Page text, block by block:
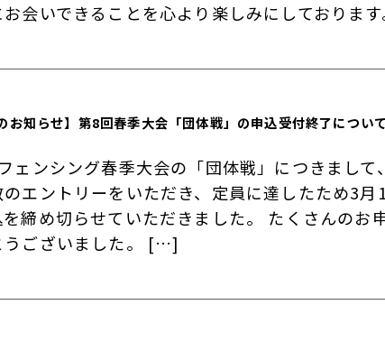
会いできることを心より楽しみにしております
お知らせ】第8回春季大会「団体戦」の申込受付終了について
ェンシング春季大会の「団体戦」につきまして
エントリーをいただき、定員に達したため3月
締め切らせていただきました。 たくさんのお申
うございました。 […]